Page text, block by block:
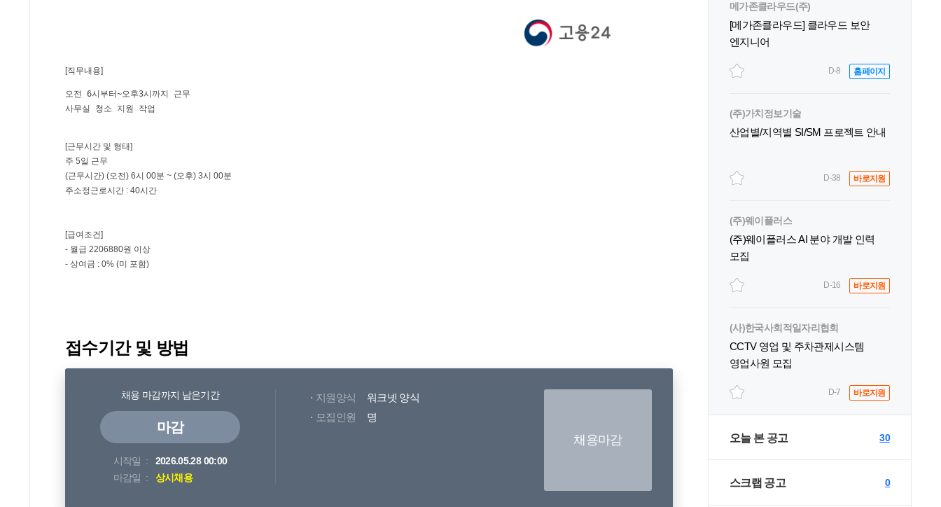
접수기간 및 방법
채용 마감까지 남은기간
마감
시작일
2026.05.28 00:00
마감일
상시채용
지원양식
워크넷 양식
모집인원
명
채용마감
메가존클라우드(주)
[메가존클라우드] 클라우드 보안
엔지니어
D-8 홈페이지
(주)가치정보기술
산업별/지역별 SI/SM 프로젝트 안내
D-38 바로지원
(주)웨이플러스
(주)웨이플러스 AI 분야 개발 인력
모집
D-16 바로지원
(사)한국사회적일자리협회
CCTV 영업 및 주차관제시스템
영업사원 모집
D-7 바로지원
오늘 본 공고 30
스크랩 공고 0